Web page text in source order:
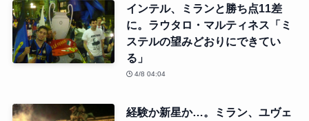
インテル、ミランと勝ち点11差
に。ラウタロ・マルティネス「ミ
ステルの望みどおりにできてい
る」
4/8 04:04
経験か新星か…。ミラン、ユヴェ